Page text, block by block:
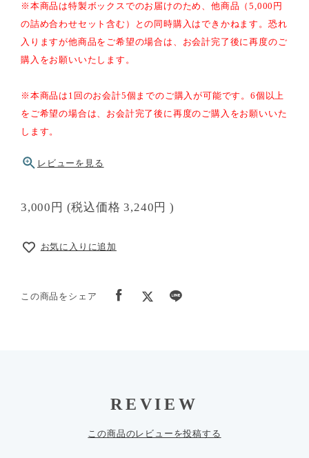
※本商品は特製ボックスでのお届けのため、他商品（5,000円
の詰め合わせセット含む）との同時購入はできかねます。恐れ
入りますが他商品をご希望の場合は、お会計完了後に再度のご
購入をお願いいたします。
※本商品は1回のお会計5個までのご購入が可能です。6個以上
をご希望の場合は、お会計完了後に再度のご購入をお願いいた
します。
レビューを見る
3,000円 (税込価格3,240円 )
お気に入りに追加
この商品をシェア
REVIEW
この商品のレビューを投稿する